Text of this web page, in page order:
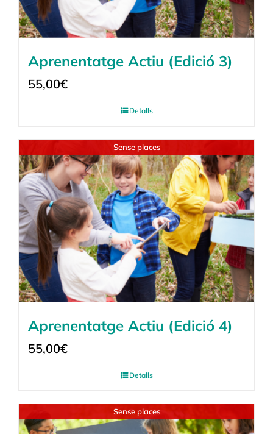
Aprenentatge Actiu (Edició 3)
55,00€
Detalls
Sense places
Aprenentatge Actiu (Edició 4)
55,00€
Detalls
Sense places